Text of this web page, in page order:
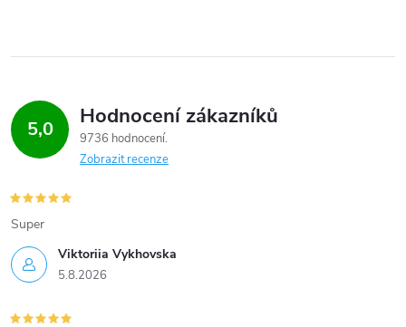
5,0 Hodnocení zákazníků
9736 hodnocení
Zobrazit recenze
Viktoriia Vykhovska
5.8.2026
Super